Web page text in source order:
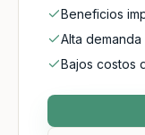
Beneficios
Alta
Bajos costos